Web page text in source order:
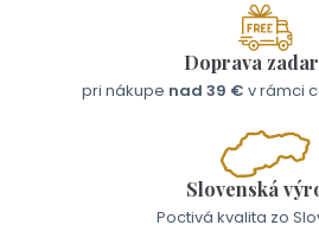
Doprava
pri nákupe nad 39 € v rámci
Slovenská
Poctivá kvalita zo